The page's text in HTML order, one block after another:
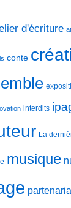
d'écriture
conte
interdits
La
musique